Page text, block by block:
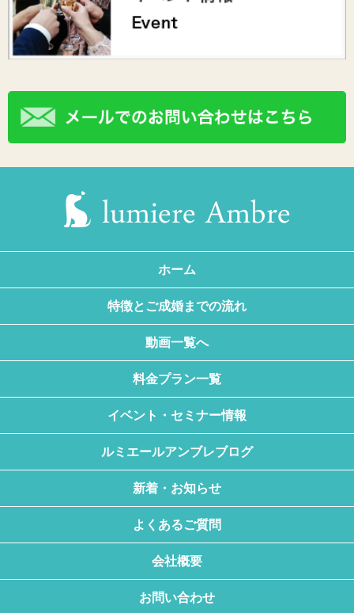
ホーム
特徴とご成婚までの流れ
動画一覧へ
料金プラン一覧
イベント・セミナー情報
ルミエールアンブレブログ
新着・お知らせ
よくあるご質問
会社概要
お問い合わせ